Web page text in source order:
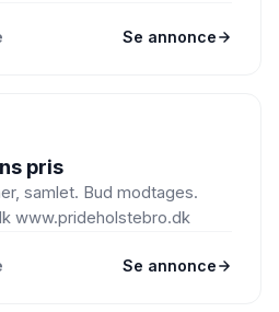
Se annonce
pris
samlet. Bud modtages.
www.prideholstebro.dk
Se annonce